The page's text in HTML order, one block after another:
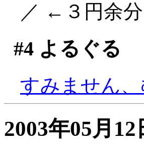
／ ←３円余
#4よるぐる
すみません
2003年05月12